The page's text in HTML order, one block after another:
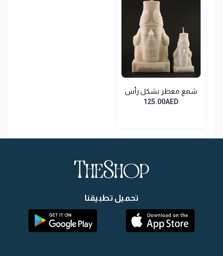
شمع معطر بشكل رأس
الثور...
125.00AED
تحميل تطبيقنا